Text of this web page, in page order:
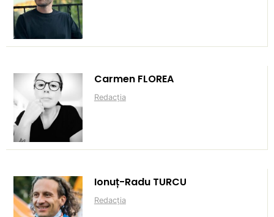
Carmen FLOREA
Redacția
Ionuț-Radu TURCU
Redacția